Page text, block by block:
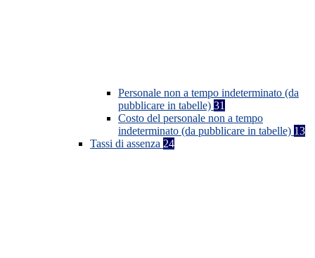
Personale non a tempo indeterminato (da
pubblicare in tabelle) 31
Costo del personale non a tempo
indeterminato (da pubblicare in tabelle) 13
Tassi di assenza 24